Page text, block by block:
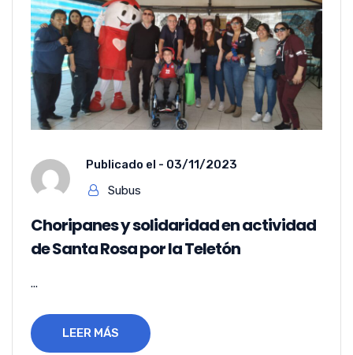
Publicado el - 03/11/2023
Subus
Choripanes y solidaridad en actividad
de Santa Rosa por la Teletón
...
LEER MÁS